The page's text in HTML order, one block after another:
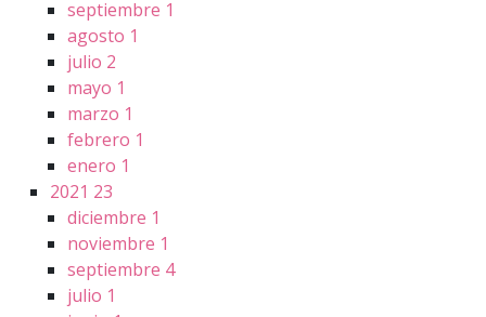
septiembre 1
agosto 1
julio 2
mayo 1
marzo 1
febrero 1
enero 1
2021 23
diciembre 1
noviembre 1
septiembre 4
julio 1